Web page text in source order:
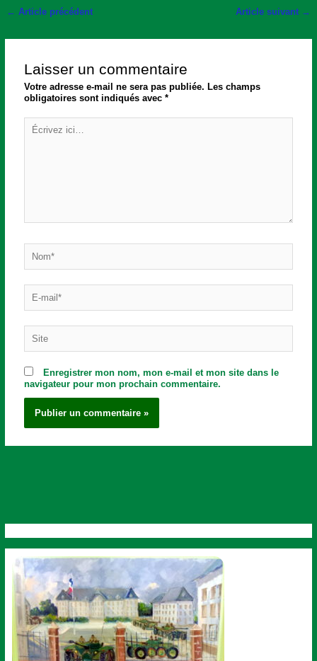
← Article précédent Article suivant →
Laisser un commentaire
Votre adresse e-mail ne sera pas publiée. Les champs
obligatoires sont indiqués avec*
Écrivez
ici…
mail*
Enregistrer mon nom, mon e-mail et mon site dans le
navigateur pour mon prochain commentaire.